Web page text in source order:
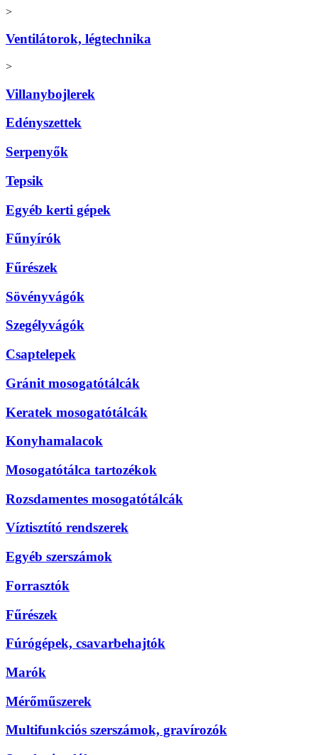
>
Ventilátorok, légtechnika
>
Villanybojlerek
Edényszettek
Serpenyők
Tepsik
Egyéb kerti gépek
Fűnyírók
Fűrészek
Sövényvágók
Szegélyvágók
Csaptelepek
Gránit mosogatótálcák
Keratek mosogatótálcák
Konyhamalacok
Mosogatótálca tartozékok
Rozsdamentes mosogatótálcák
Víztisztító rendszerek
Egyéb szerszámok
Forrasztók
Fűrészek
Fúrógépek, csavarbehajtók
Marók
Mérőműszerek
Multifunkciós szerszámok, gravírozók